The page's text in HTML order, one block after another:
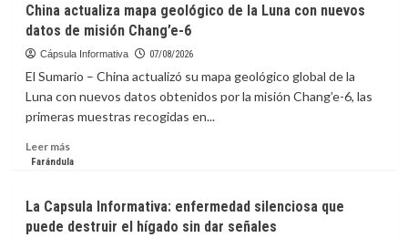
presenta
la
candidatura
Caracas
para
los
2030
China actualiza mapa geológico de la Luna con nuevos
datos de misión Chang’e-6
Cápsula Informativa 07/08/2026
El Sumario – China actualizó su mapa geológico global de la
Luna con nuevos datos obtenidos por la misión Chang’e-6, las
primeras muestras recogidas en...
Leer másLeer
más
actualiza
mapa
Farándula
La Capsula Informativa: enfermedad silenciosa que
puede destruir el hígado sin dar señales